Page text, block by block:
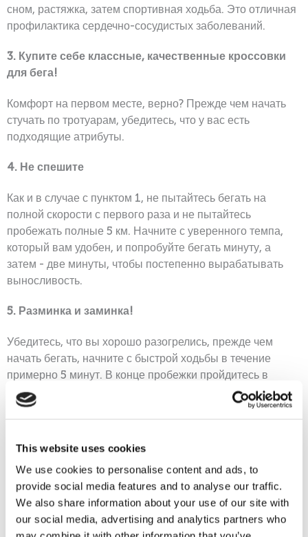
This website uses cookies
We use cookies to personalise content and ads, to
provide social media features and to analyse our traffic.
We also share information about your use of our site with
our social media, advertising and analytics partners who
сном, растяжка, затем спортивная ходьба. Это отличная
профилактика сердечно-сосудистых заболеваний.
3. Купите себе классные, качественные кроссовки
для бега!
Комфорт на первом месте, верно? Прежде чем начать
стучать по тротуарам, убедитесь, что у вас есть
подходящие атрибуты.
4. Не спешите
Как и в случае с пунктом 1, не пытайтесь бегать на
полной скорости с первого раза и не пытайтесь
пробежать полные 5 км. Начните с уверенного темпа,
который вам удобен, и попробуйте бегать минуту, а
затем - две минуты, чтобы постепенно вырабатывать
выносливость.
5. Разминка и заминка!
Убедитесь, что вы хорошо разогрелись, прежде чем
начать бегать, начните с быстрой ходьбы в течение
примерно 5 минут. В конце пробежки пройдитесь в
более спокойном темпе еще 5 минут, чтобы ваше тело
остыло. Не забудьте потом про растяжку.
Если вы планируете свои даты пробежек, вы, скорее
всего, будете их придерживаться, поэтому делайте
четкие пометки в ежедневнике. Почему бы не привлечь
родных и друзей? Найдите бегающего приятеля, чтобы